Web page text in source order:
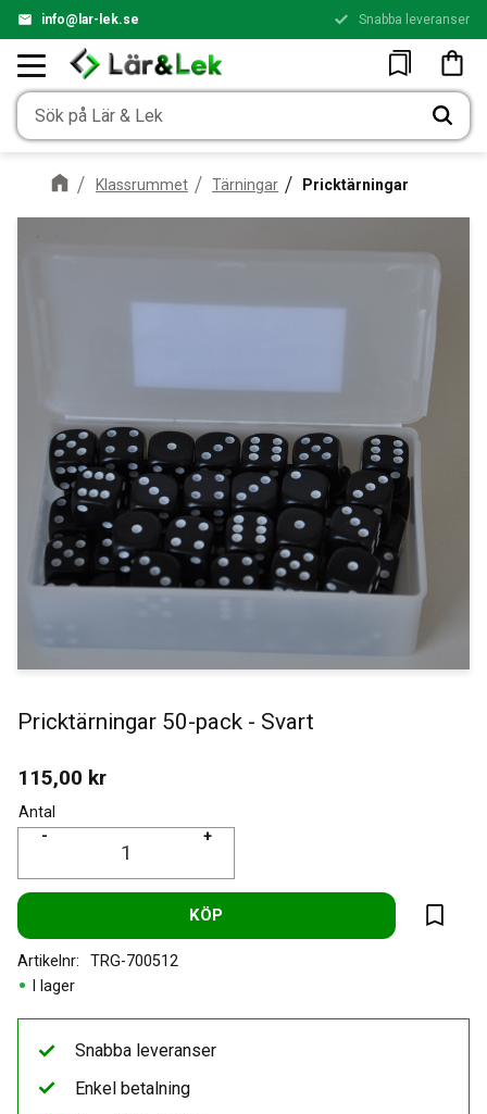
info@lar-lek.se Snabba leveranser
Favoriter
Klassrummet Tärningar Pricktärningar
Pricktärningar 50-pack - Svart
115,00 kr
Antal
+
-
KÖP
Lägg
I lager
Artikelnr TRG-700512
Snabba leveranser
Enkel betalning